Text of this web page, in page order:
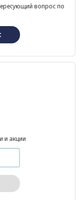
вопрос по
и акции